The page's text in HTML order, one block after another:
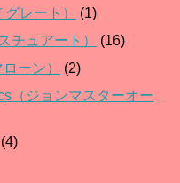
レート）
(1)
チュアート）
(16)
ーン）
(2)
（ジョンマスターオー
(4)